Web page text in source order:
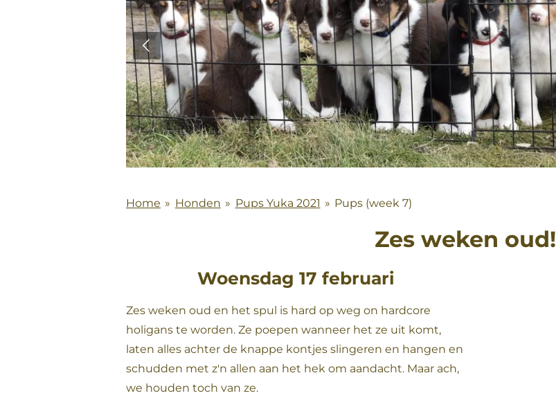
Home » Honden » Pups Yuka 2021 » Pups (week 7)
Zes weken oud!
Woensdag 17 februari
Zes weken oud en het spul is hard op weg on hardcore
holigans te worden. Ze poepen wanneer het ze uit komt,
laten alles achter de knappe kontjes slingeren en hangen en
schudden met z'n allen aan het hek om aandacht. Maar ach,
we houden toch van ze.